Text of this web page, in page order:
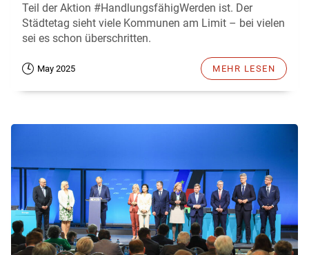
Teil der Aktion #HandlungsfähigWerden ist. Der
Städtetag sieht viele Kommunen am Limit – bei vielen
sei es schon überschritten.
May 2025 MEHR LESEN